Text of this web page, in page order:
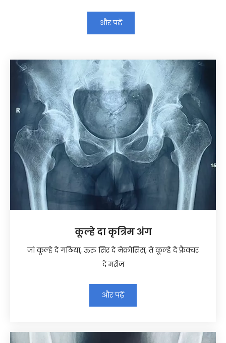
और पढ़ें
कूल्हे दा कृत्रिम अंग
जां कूल्हे दे गठिया, ऊरु सिर दे नेक्रोसिस, ते कूल्हे दे फ्रैक्चर
दे मरीज
और पढ़ें